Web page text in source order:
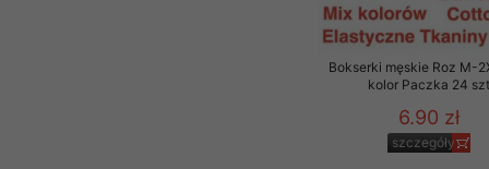
Bokserki męskie Roz M-
kolor Paczka 24 szt
6.90 zł
szczegóły
Materiały reklamowo
szczególności
zawierającego
naszym Sklepie.
Wszelkie pytania,
osobowych prosimy